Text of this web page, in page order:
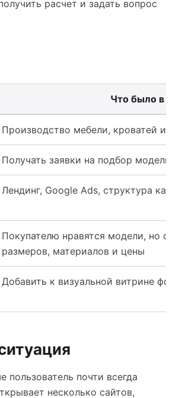
расчет и задать вопрос
Что было в
Производство мебели, кроватей и
Получать заявки на подбор модели,
Лендинг, Google Ads, структура
Покупателю нравятся модели, но он
размеров, материалов и цены
Добавить к визуальной витрине
пользователь почти всегда
несколько сайтов,